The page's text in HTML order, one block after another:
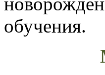
обучения.